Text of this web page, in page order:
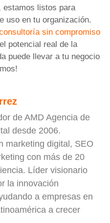
estamos listos para
uso en tu organización.
sin compromiso
potencial real de la
puede llevar a tu negocio
de AMD Agencia de
desde 2006.
marketing digital, SEO
con más de 20
Líder visionario
la innovación
a empresas en
a crecer